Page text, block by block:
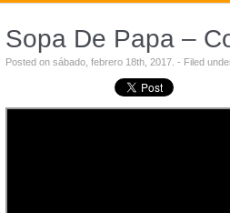
Sopa De Papa –
Posted on sábado, febrero 18th, 2017. - Filed